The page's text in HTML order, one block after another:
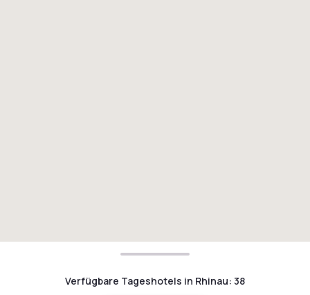
Verfügbare Tageshotels in Rhinau: 38